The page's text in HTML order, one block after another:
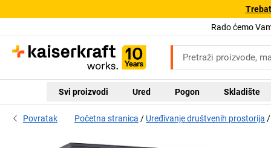
Rado ćemo
Svi proizvodi Ured Pogon Skladište
Povratak Početna stranica Uređivanje društvenih prostorija